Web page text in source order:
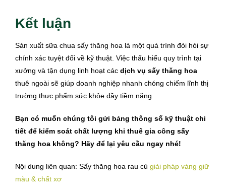
Kết luận
Sản xuất sữa chua sấy thăng hoa là một quá trình đòi hỏi sự
chính xác tuyệt đối về kỹ thuật. Việc thấu hiểu quy trình tại
xưởng và tận dụng linh hoạt các dịch vụ sấy thăng hoa
thuê ngoài sẽ giúp doanh nghiệp nhanh chóng chiếm lĩnh thị
trường thực phẩm sức khỏe đầy tiềm năng.
Bạn có muốn chúng tôi gửi bảng thông số kỹ thuật chi
tiết để kiểm soát chất lượng khi thuê gia công sấy
thăng hoa không? Hãy để lại yêu cầu ngay nhé!
Nội dung liên quan: Sấy thăng hoa rau củ giải pháp vàng giữ
màu & chất xơ